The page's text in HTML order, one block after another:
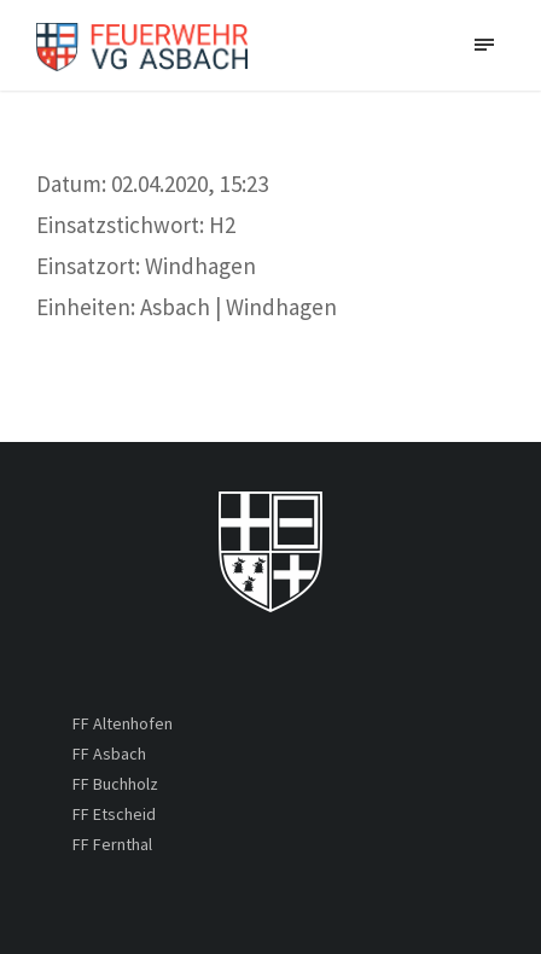
Datum: 02.04.2020, 15:23
Einsatzstichwort: H2
Einsatzort: Windhagen
Einheiten: Asbach | Windhagen
FF Altenhofen
FF Asbach
FF Buchholz
FF Etscheid
FF Fernthal